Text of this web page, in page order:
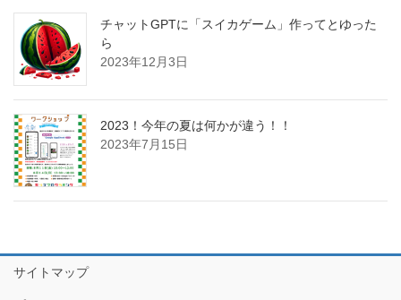
チャットGPTに「スイカゲーム」作ってとゆった
ら
2023年12月3日
2023！今年の夏は何かが違う！！
2023年7月15日
サイトマップ